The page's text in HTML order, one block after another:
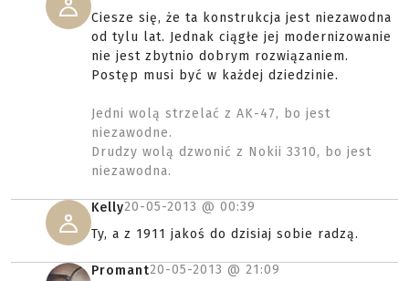
Ciesze się, że ta konstrukcja jest niezawodna
od tylu lat. Jednak ciągłe jej modernizowanie
nie jest zbytnio dobrym rozwiązaniem.
Postęp musi być w każdej dziedzinie.
Jedni wolą strzelać z AK-47, bo jest
niezawodne.
Drudzy wolą dzwonić z Nokii 3310, bo jest
niezawodna.
Kelly20-05-2013 @ 00:39
Ty, a z 1911 jakoś do dzisiaj sobie radzą.
Promant20-05-2013 @ 21:09